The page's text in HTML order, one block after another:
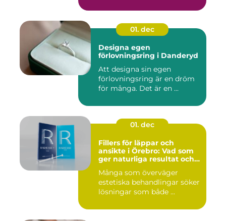
01. dec
Designa egen
förlovningsring i Danderyd
Att designa sin egen
förlovningsring är en dröm
för många. Det är en ...
01. dec
Fillers för läppar och
ansikte i Örebro: Vad som
ger naturliga resultat och
Många som överväger
estetiska behandlingar söker
lösningar som både ...